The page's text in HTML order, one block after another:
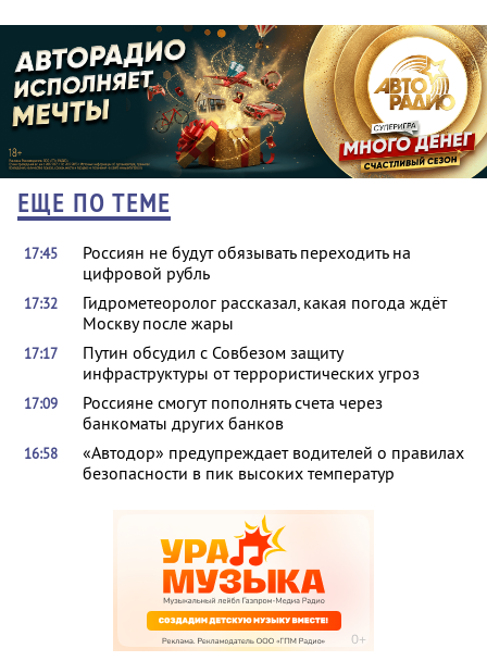
ЕЩЕ ПО ТЕМЕ
17:45
Россиян не будут обязывать переходить на
цифровой рубль
17:32
Гидрометеоролог рассказал, какая погода ждёт
Москву после жары
17:17
Путин обсудил с Совбезом защиту
инфраструктуры от террористических угроз
17:09
Россияне смогут пополнять счета через
банкоматы других банков
16:58
«Автодор» предупреждает водителей о правилах
безопасности в пик высоких температур